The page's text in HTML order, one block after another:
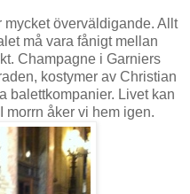
mycket överväldigande. Allt
må vara fånigt mellan
Champagne i Garniers
kostymer av Christian
balettkompanier. Livet kan
morrn åker vi hem igen.